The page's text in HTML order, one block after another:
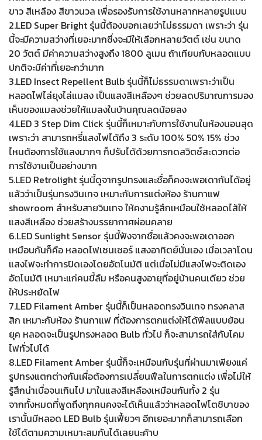
ขาว สีเหลือง สีขาวนวล เพื่อรองรับการใช้งานหลากหลายรูปแบบ
2.LED Super Bright รุ่นนี้ต้องบอกเลยว่าไม่ธรรมดา เพราะว่า รุ่น
นี้จะมีความสว่างที่เยอะมากซึ่งจะมีให้เลือกหลายวัตต์ เช่น ขนาด
20 วัตต์ มีค่าความสว่างสูงถึง 1800 ลูเมน ถ้าเทียบกับหลอดแบบ
ปกติจะมีค่าที่เยอะกว่ามาก
3.LED Insect Repellent Bulb รุ่นนี้ก็ไม่ธรรมดาเพราะว่าเป็น
หลอดไฟไล่ยุงไล่แมลง เป็นแสงสีเหลืองๆ ช่วยลดปริมาณการมอง
เห็นของแมลงช่วยให้แมลงในบ้านคุณลดน้อยลง
4.LED 3 Step Dim Click รุ่นนี้ก็เหมาะกับการใช้งานในห้องนอนสุด
เพราะว่า สามารถหรี่แสงไฟได้ถึง 3 ระดับ 100% 50% 15% ช่วง
ไหนต้องการใช้แสงมากๆ ก็ปรับได้ด้วยการกดสวิตช์สะดวกต่อ
การใช้งานเป็นอย่างมาก
5.LED Retrolight รุ่นนี้ดูจากรูปทรงและชื่อก็คงจะพอเดากันได้อยู่
แล้วว่าเป็นรุ่นทรงวินเทจ เหมาะกับการแต่งห้อง ร้านกาแฟ
showroom สำหรับสายวินเทจ ให้คงามรู้สึกเหมือนใช้หลอดไส้ให้
แสงสีเหลือง ช่วยสร้างบรรยากาศผ่อนคลาย
6.LED Sunlight Sensor รุ่นนี้ฟังจากชื่อแล้วคงจะพอเดาออก
เหมือนกันก็คือ หลอดไฟเซนเซอร์ แสงอาทิตย์นั่นเอง เมื่อเวลาโดน
แสงไฟจะทำการปิดเองโดยอัตโนมัติ แต่เมื่อไม่มีแสงไฟจะติดเอง
อัตโนมัติ เหมาะแก่คนขี้ลืม หรือคนสูงอายุที่อยู่บ้านคนเดียว ช่วย
ให้ประหยัดไฟ
7.LED Filament Amber รุ่นนี้ก็เป็นหลอดทรงวินเทจ ทรงคลาส
สิก เหมาะกับห้อง ร้านกาแฟ ที่ต้องการตกแต่งให้ได้ฟีลแบบย้อน
ยุค หลอดจะเป็นรูปทรงหลอด Bulb ทั่วไป ก็จะสามารถใส่กับโคม
ไฟทั่วไปได้
8.LED Filament Amber รุ่นนี้ก็จะเหมือนกับรุ่นที่ผ่านมาเพียงแค่
รูปทรงแตกต่างกันเผื่อต้องการเปลี่ยนฟีลในการตกแต่ง เพื่อไม่ให้
รู้สึกน่าเบื่อจนเกินไป มาในแสงสีเหลืองเหมือนกันทั้ง 2 รุ่น
จากทั้งหมดที่พูดถึงทุกคนคงจะได้เห็นแล้วว่าหลอดไฟโตชิบาของ
เรานั้นมีหลอด LED Bulb รุ่นเฟี้ยวๆ อีกเยอะมากก็สามารถเลือก
ใช้ได้ตามความเหมาะสมกันได้เลยนะค้าบ